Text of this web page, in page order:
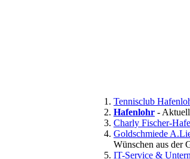
Tennisclub
Hafenlohr -
Charly Fischer-
Goldschmiede
Wünschen aus der
IT-Service &